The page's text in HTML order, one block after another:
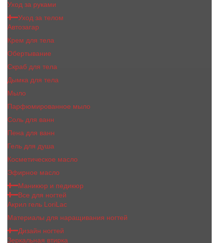
Уход за руками
Уход за телом
Автозагар
Крем для тела
Обертывание
Скраб для тела
Дымка для тела
Мыло
Парфюмированное мыло
Соль для ванн
Пена для ванн
Гель для душа
Косметическое масло
Эфирное масло
Маникюр и педикюр
Все для ногтей
Акрил гель LoriLac
Материалы для наращивания ногтей
Дизайн ногтей
Зеркальная втирка